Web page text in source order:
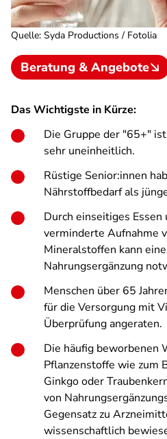
Quelle: Syda Productions / Fotolia
Beratung & Angebote
Das Wichtigste in Kürze:
Die Gruppe der "65+"
sehr uneinheitlich.
Rüstige Senior:innen
Nährstoffbedarf als
Durch einseitiges Essen
verminderte Aufnahme
Mineralstoffen kann
Nahrungsergänzung
Menschen über 65
für die Versorgung mit
Überprüfung angeraten.
Die häufig beworbenen
Pflanzenstoffe wie zum
Ginkgo oder
von
Gegensatz zu
wissenschaftlich